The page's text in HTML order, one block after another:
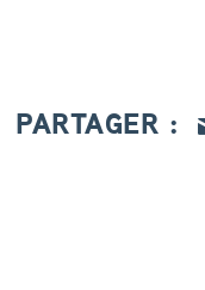
o
PARTAGER :